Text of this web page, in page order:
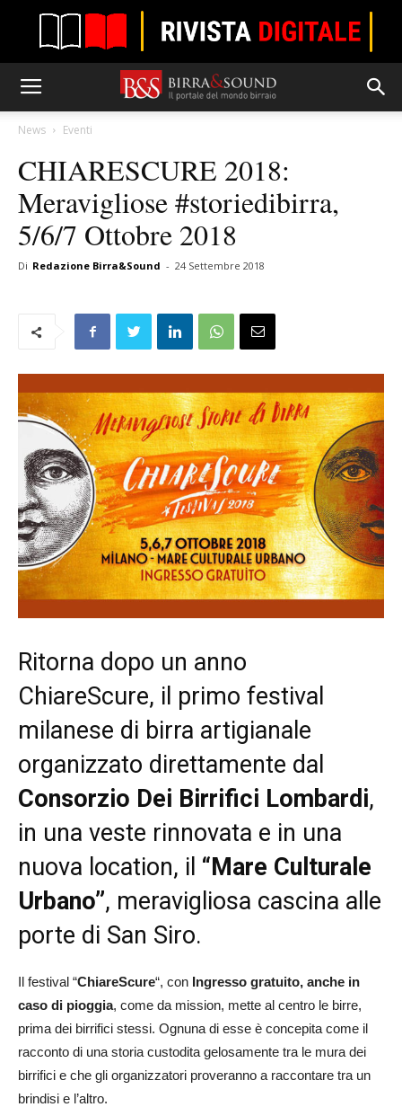
News Eventi
CHIARESCURE 2018:
Meravigliose #storiedibirra,
5/6/7 Ottobre 2018
Di Redazione Birra&Sound - 24 Settembre 2018
Ritorna dopo un anno
ChiareScure, il primo festival
milanese di birra artigianale
organizzato direttamente dal
Consorzio Dei Birrifici Lombardi,
in una veste rinnovata e in una
nuova location, il “Mare Culturale
Urbano”, meravigliosa cascina alle
porte di San Siro.
Il festival “ChiareScure“, con Ingresso gratuito, anche in
caso di pioggia, come da mission, mette al centro le birre,
prima dei birrifici stessi. Ognuna di esse è concepita come il
racconto di una storia custodita gelosamente tra le mura dei
birrifici e che gli organizzatori proveranno a raccontare tra un
brindisi e l’altro.